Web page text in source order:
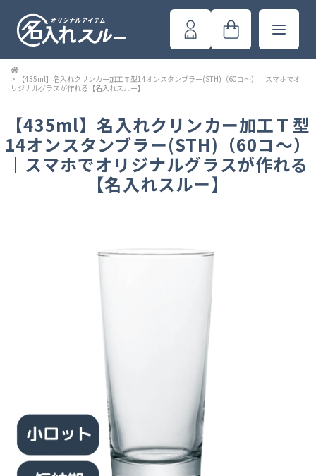
>
【435ml】名入れクリンカー加工Ｔ型14オンスタンブラー(STH)（60コ～）｜スマホでオ
リジナルグラスが作れる【名入れスルー】
【435ml】名入れクリンカー加工Ｔ型
14オンスタンブラー(STH)（60コ～）
｜スマホでオリジナルグラスが作れる
【名入れスルー】